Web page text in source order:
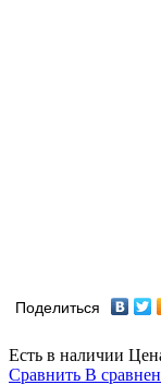
Поделиться
Есть в наличии
Сравнить В